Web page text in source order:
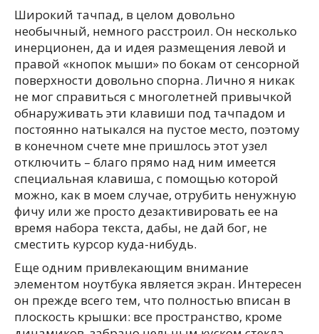
Широкий тачпад, в целом довольно
необычный, немного расстроил. Он несколько
инерционен, да и идея размещения левой и
правой «кнопок мыши» по бокам от сенсорной
поверхности довольно спорна. Лично я никак
не мог справиться с многолетней привычкой
обнаруживать эти клавиши под тачпадом и
постоянно натыкался на пустое место, поэтому
в конечном счете мне пришлось этот узел
отключить – благо прямо над ним имеется
специальная клавиша, с помощью которой
можно, как в моем случае, отрубить ненужную
фичу или же просто дезактивировать ее на
время набора текста, дабы, не дай бог, не
сместить курсор куда-нибудь.
Еще одним привлекающим внимание
элементом ноутбука является экран. Интересен
он прежде всего тем, что полностью вписан в
плоскость крышки: все пространство, кроме